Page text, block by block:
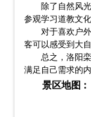
除了自然风
参观学习道教文
对于喜欢户
客可以感受到大
总之，洛阳
满足自己需求的
景区地图：